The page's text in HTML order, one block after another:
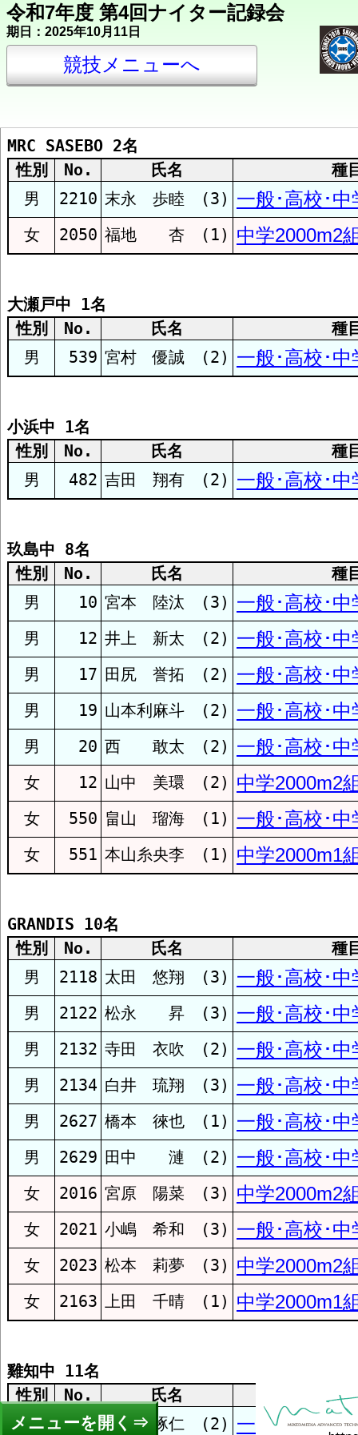
令和7年度 第4回ナイター記録会
期日：2025年10月11日
競技メニューへ
メニュー
所属団体別索引
埼玉陸協
I.A.R.C
シンフォニア
三重陸協
広島市陸協
マツダ
LTC
九州国際大
九州大
クラフティア
産業医科大
福岡陸協
大牟田
九州国際大付
aile RC
LTC
香椎第２中
KRC
三国中
MRC SASEBO 2名
性別
No. 氏名
種
男
2210 末永 歩睦 (3) 一般･高校･
女 2050 福地 杏 (1) 中学2000m2
大瀬戸中 1名
性別
No. 氏名
種
男
539 宮村 優誠 (2) 一般･高校･
小浜中 1名
性別
No. 氏名
種
男
482 吉田 翔有 (2) 一般･高校･
玖島中 8名
性別
No. 氏名
種
男
10 宮本 陸汰 (3) 一般･高校･
男 12 井上 新太 (2) 一般･高校･
男 17 田尻 誉拓 (2) 一般･高校･
男 19 山本利麻斗 (2) 一般･高校･
男 20 西 敢太 (2) 一般･高校･
女 12 山中 美環 (2) 中学2000m2
女 550 畠山 瑠海 (1) 一般･高校･
女 551 本山糸央李 (1) 中学2000m1
GRANDIS 10名
性別
No. 氏名
種
男
2118 太田 悠翔 (3) 一般･高校･
男 2122 松永 昇 (3) 一般･高校･
男 2132 寺田 衣吹 (2) 一般･高校･
男 2134 白井 琉翔 (3) 一般･高校･
男 2627 橋本 徠也 (1) 一般･高校･
男 2629 田中 漣 (2) 一般･高校･
女 2016 宮原 陽菜 (3) 中学2000m2
女 2021 小嶋 希和 (3) 一般･高校･
女 2023 松本 莉夢 (3) 中学2000m2
女 2163 上田 千晴 (1) 中学2000m1
雞知中 11名
性別
No. 氏名
種
男
741 日髙 琢仁 (2) 一般･高校･